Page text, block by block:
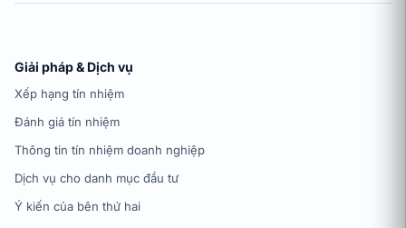
Giải pháp & Dịch vụ
Xếp hạng tín nhiệm
Đánh giá tín nhiệm
Thông tin tín nhiệm doanh nghiệp
Dịch vụ cho danh mục đầu tư
Ý kiến của bên thứ hai